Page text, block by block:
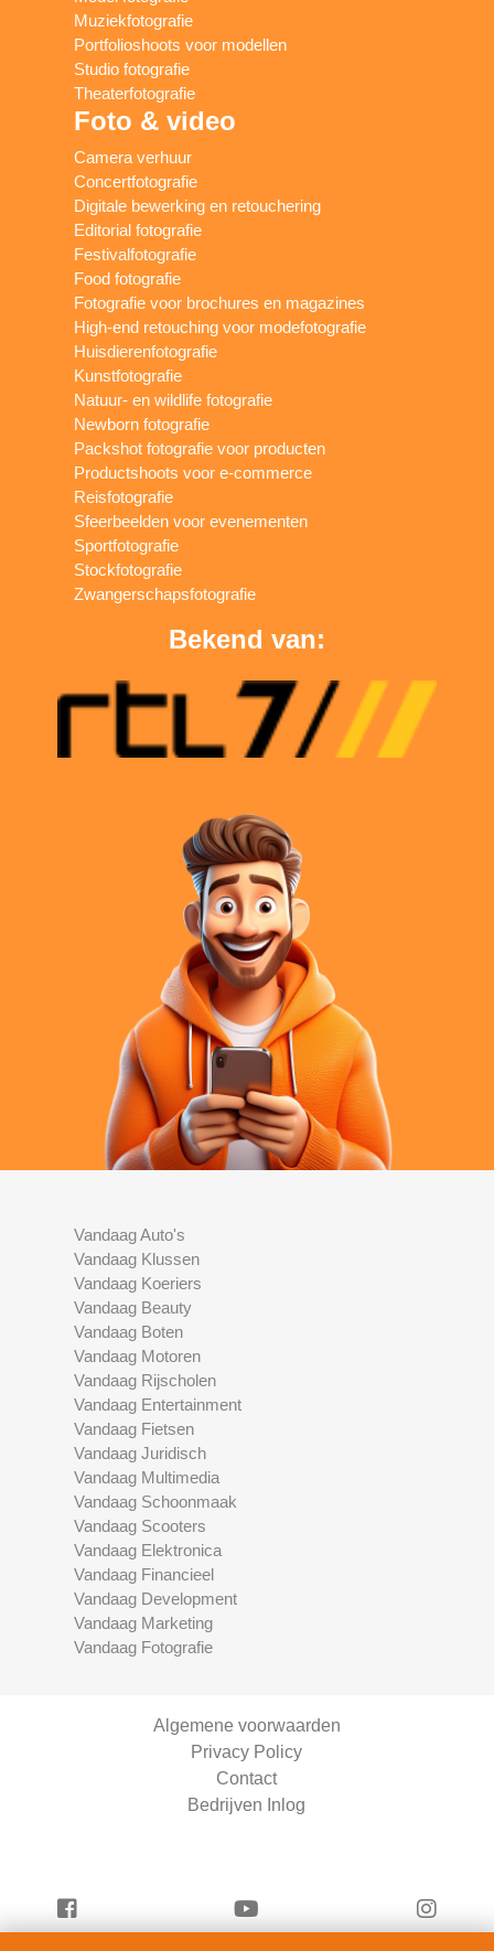
Muziekfotografie
Portfolioshoots voor modellen
Studio fotografie
Theaterfotografie
Foto & video
Camera verhuur
Concertfotografie
Digitale bewerking en retouchering
Editorial fotografie
Festivalfotografie
Food fotografie
Fotografie voor brochures en magazines
High-end retouching voor modefotografie
Huisdierenfotografie
Kunstfotografie
Natuur- en wildlife fotografie
Newborn fotografie
Packshot fotografie voor producten
Productshoots voor e-commerce
Reisfotografie
Sfeerbeelden voor evenementen
Sportfotografie
Stockfotografie
Zwangerschapsfotografie
Bekend van:
Vandaag Auto's
Vandaag Klussen
Vandaag Koeriers
Vandaag Beauty
Vandaag Boten
Vandaag Motoren
Vandaag Rijscholen
Vandaag Entertainment
Vandaag Fietsen
Vandaag Juridisch
Vandaag Multimedia
Vandaag Schoonmaak
Vandaag Scooters
Vandaag Elektronica
Vandaag Financieel
Vandaag Development
Vandaag Marketing
Vandaag Fotografie
Algemene voorwaarden
Privacy Policy
Contact
Bedrijven Inlog